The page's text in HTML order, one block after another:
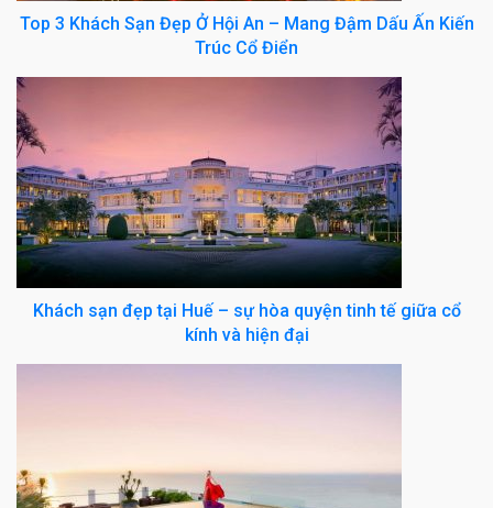
Top 3 Khách Sạn Đẹp Ở Hội An – Mang Đậm Dấu Ấn Kiến
Trúc Cổ Điển
Khách sạn đẹp tại Huế – sự hòa quyện tinh tế giữa cổ
kính và hiện đại